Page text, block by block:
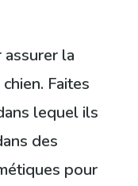
la
Faites
lequel ils
des
pour